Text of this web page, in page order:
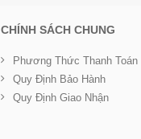
CHÍNH SÁCH CHUNG
Phương Thức Thanh Toán
Quy Định Bảo Hành
Quy Định Giao Nhận